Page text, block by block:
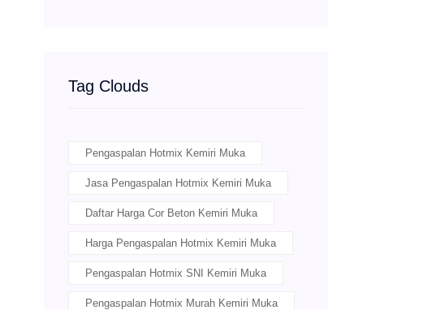
Tag Clouds
Pengaspalan Hotmix Kemiri Muka
Jasa Pengaspalan Hotmix Kemiri Muka
Daftar Harga Cor Beton Kemiri Muka
Harga Pengaspalan Hotmix Kemiri Muka
Pengaspalan Hotmix SNI Kemiri Muka
Pengaspalan Hotmix Murah Kemiri Muka